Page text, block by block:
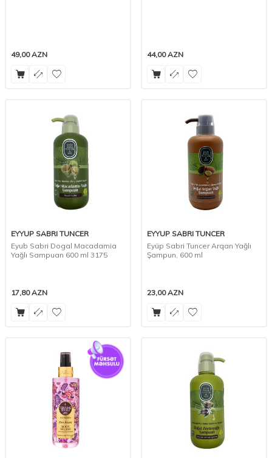
49,00AZN 44,00AZN
EYYUP SABRI TUNCER
Eyub Sabri Dogal Macadamia
Yağlı Sampuan 600 ml 3175
17,80AZN
EYYUP SABRI TUNCER
Eyüp Sabri Tuncer Arqan Yağlı
Şampun, 600 ml
23,00AZN